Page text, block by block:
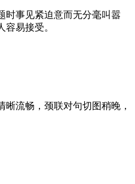
时事见紧迫意而无分毫叫嚣
易接受。
晰流畅，颈联对句切图稍晚，